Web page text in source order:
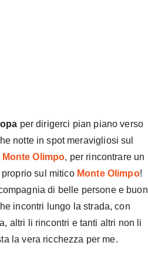
per dirigerci pian piano verso
notte in spot meravigliosi sul
Monte Olimpo, per rincontrare un
sul mitico Monte Olimpo!
di belle persone e buon
incontri lungo la strada, con
altri li rincontri e tanti altri non li
la vera ricchezza per me.